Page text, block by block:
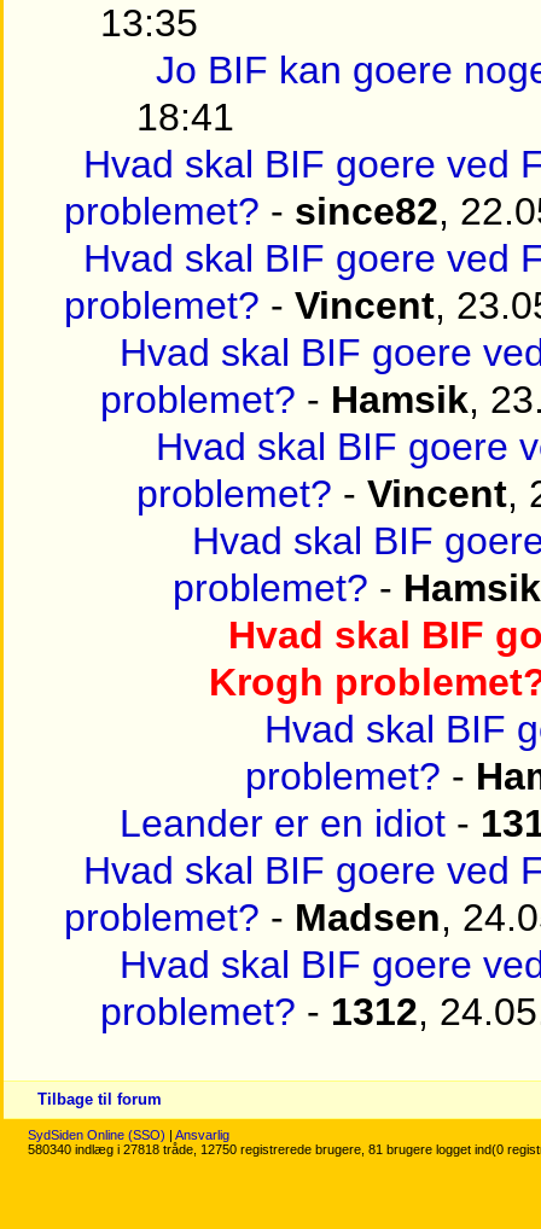
13:35
Jo BIF kan goere
18:41
Hvad skal BIF goere ved
problemet? - since82,
Hvad skal BIF goere ved
problemet? - Vincent,
Hvad skal BIF goere
problemet? - Hamsik,
Hvad skal BIF goere
problemet? - Vincent,
Hvad skal BIF
problemet? - Hamsik
Hvad skal BIF
Krogh
Hvad skal BIF
problemet? -
Leander er en idiot -
Hvad skal BIF goere ved
problemet? - Madsen,
Hvad skal BIF goere
problemet? - 1312,
Tilbage til forum
SydSiden Online (SSO) | Ansvarlig
580340 indlæg i 27818 tråde, 12750 registrerede brugere, 81 brugere logget ind(0